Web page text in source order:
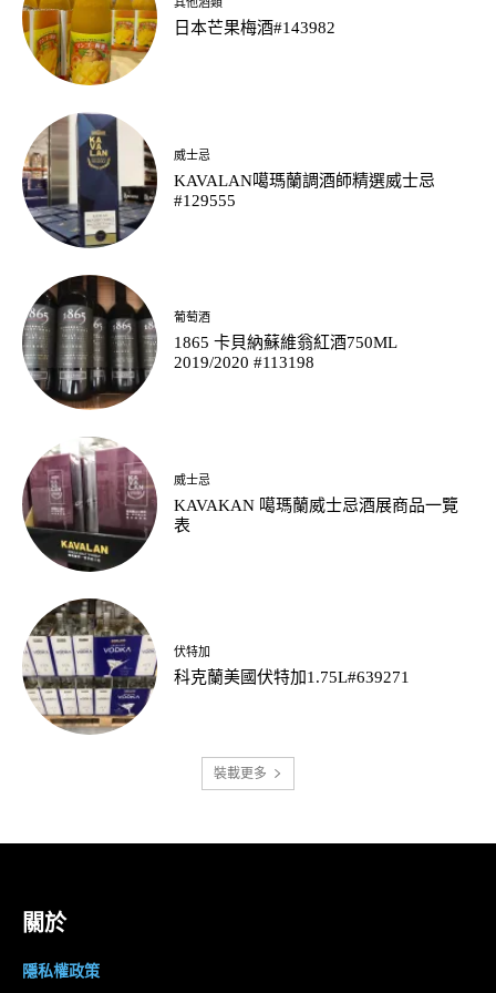
其他酒類
日本芒果梅酒#143982
威士忌
KAVALAN噶瑪蘭調酒師精選威士忌
#129555
葡萄酒
1865 卡貝納蘇維翁紅酒750ML
2019/2020 #113198
威士忌
KAVAKAN 噶瑪蘭威士忌酒展商品一覽
表
伏特加
科克蘭美國伏特加1.75L#639271
裝載更多
關於
隱私權政策